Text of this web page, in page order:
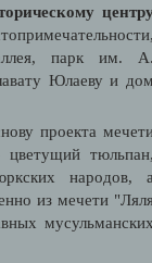
парк им.
Юлаеву и
проекта
народов,
из мечети